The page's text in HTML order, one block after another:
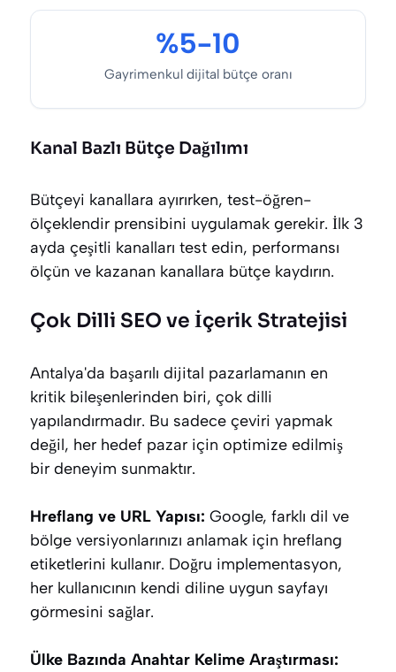
%5-10
Gayrimenkul dijital bütçe oranı
Kanal Bazlı Bütçe Dağılımı
Bütçeyi kanallara ayırırken, test-öğren-
ölçeklendir prensibini uygulamak gerekir. İlk 3
ayda çeşitli kanalları test edin, performansı
ölçün ve kazanan kanallara bütçe kaydırın.
Çok Dilli SEO ve İçerik Stratejisi
Antalya'da başarılı dijital pazarlamanın en
kritik bileşenlerinden biri, çok dilli
yapılandırmadır. Bu sadece çeviri yapmak
değil, her hedef pazar için optimize edilmiş
bir deneyim sunmaktır.
Hreflang ve URL Yapısı: Google, farklı dil ve
bölge versiyonlarınızı anlamak için hreflang
etiketlerini kullanır. Doğru implementasyon,
her kullanıcının kendi diline uygun sayfayı
görmesini sağlar.
Ülke Bazında Anahtar Kelime Araştırması: